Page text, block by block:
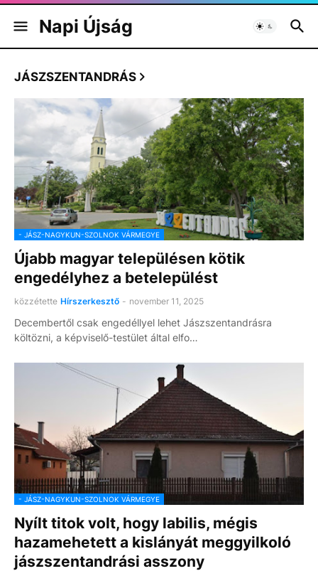
Napi Újság
JÁSZSZENTANDRÁS
- JÁSZ-NAGYKUN-SZOLNOK VÁRMEGYE
Újabb magyar településen kötik
engedélyhez a betelepülést
közzétette Hírszerkesztő - november 11, 2025
Decembertől csak engedéllyel lehet Jászszentandrásra
költözni, a képviselő-testület által elfo…
- JÁSZ-NAGYKUN-SZOLNOK VÁRMEGYE
Nyílt titok volt, hogy labilis, mégis
hazamehetett a kislányát meggyilkoló
jászszentandrási asszony